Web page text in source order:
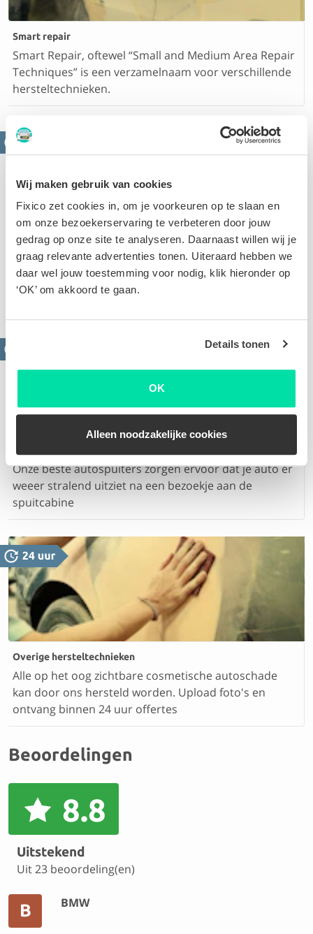
Wij maken gebruik van cookies
Fixico zet cookies in, om je voorkeuren op te slaan en
om onze bezoekerservaring te verbeteren door jouw
gedrag op onze site te analyseren. Daarnaast willen wij je
graag relevante advertenties tonen. Uiteraard hebben we
daar wel jouw toestemming voor nodig, klik hieronder op
‘OK’ om akkoord te gaan.
Details tonen
OK
Alleen noodzakelijke cookies
Smart repair
Smart Repair, oftewel “Small and Medium Area Repair
Techniques” is een verzamelnaam voor verschillende
hersteltechnieken.
Velgen herstellen
Velgen beschadigen na het raken van een stoeprand.
Aan de hand van jouw schade frezen, polijsten of
spuiten we de velg
Onze beste autospuiters zorgen ervoor dat je auto er
weeer stralend uitziet na een bezoekje aan de
spuitcabine
Overige hersteltechnieken
Alle op het oog zichtbare cosmetische autoschade
kan door ons hersteld worden. Upload foto's en
ontvang binnen 24 uur offertes
Beoordelingen
8.8
Uitstekend
Uit 23 beoordeling(en)
B BMW